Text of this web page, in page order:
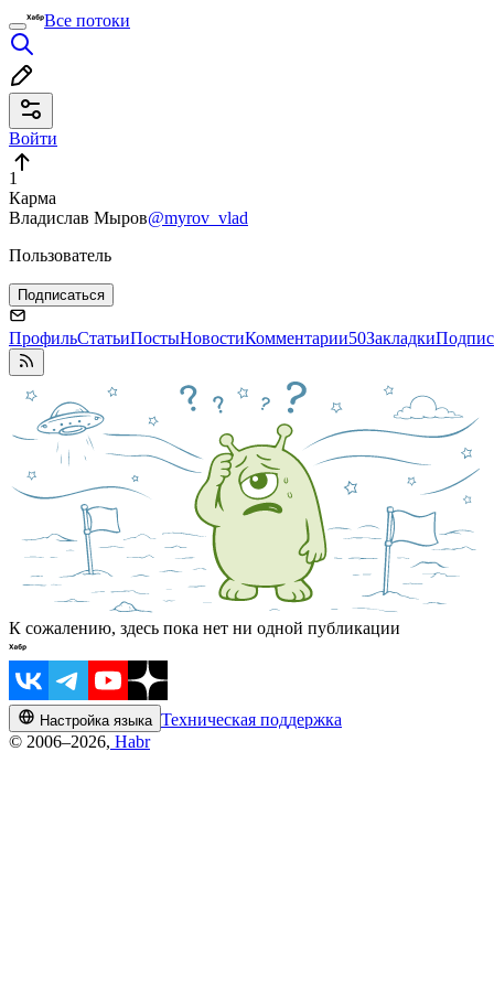
Все потоки
Войти
1
Карма
Владислав Мыров@myrov_vlad
Пользователь
Подписаться
ПрофильСтатьиПостыНовостиКомментарии50Закладки
К сожалению, здесь пока нет ни одной публикации
Настройка языка Техническая поддержка
© 2006–2026, Habr